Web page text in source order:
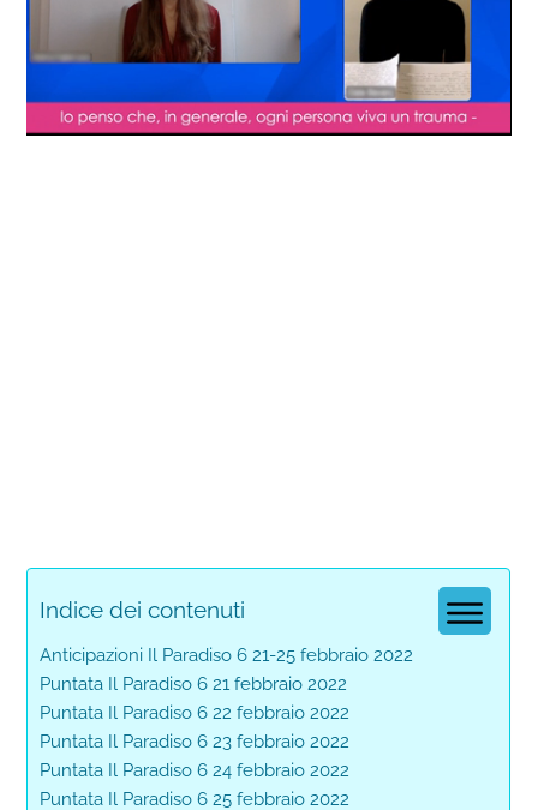
Unmute
Loaded:
0%
Progress :
0%
Indice dei contenuti
Anticipazioni Il Paradiso 6 21-25 febbraio 2022
Puntata Il Paradiso 6 21 febbraio 2022
Puntata Il Paradiso 6 22 febbraio 2022
Puntata Il Paradiso 6 23 febbraio 2022
Puntata Il Paradiso 6 24 febbraio 2022
Puntata Il Paradiso 6 25 febbraio 2022